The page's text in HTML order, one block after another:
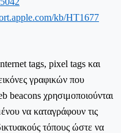
kb/HT1677
tags, pixel tags και
γραφικών που
beacons χρησιμοποιούνται
να καταγράφουν τις
τόπους ώστε να